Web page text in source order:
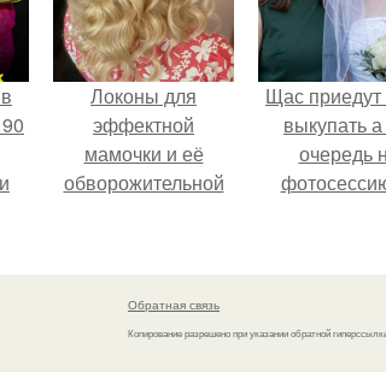
Локоны для
эффектной
мамочки и её
обворожительной
Щас
выкупать а
очередь
Обратная связь
Копирование разрешено при указании обратной